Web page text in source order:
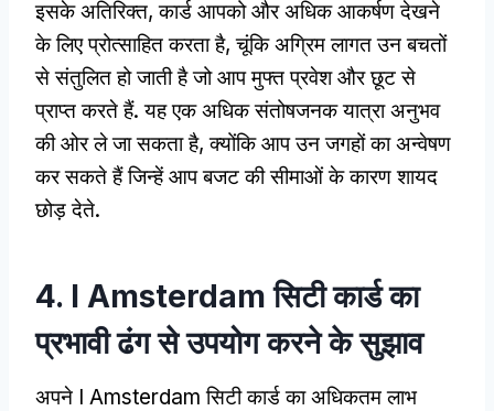
इसके अतिरिक्त, कार्ड आपको और अधिक आकर्षण देखने
के लिए प्रोत्साहित करता है, चूंकि अग्रिम लागत उन बचतों
से संतुलित हो जाती है जो आप मुफ्त प्रवेश और छूट से
प्राप्त करते हैं. यह एक अधिक संतोषजनक यात्रा अनुभव
की ओर ले जा सकता है, क्योंकि आप उन जगहों का अन्वेषण
कर सकते हैं जिन्हें आप बजट की सीमाओं के कारण शायद
छोड़ देते.
4. I Amsterdam सिटी कार्ड का
प्रभावी ढंग से उपयोग करने के सुझाव
अपने I Amsterdam सिटी कार्ड का अधिकतम लाभ